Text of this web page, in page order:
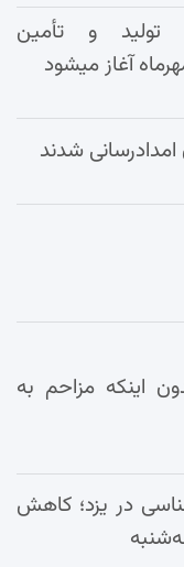
تولید و تأمین
آغاز میشود
اینکه مزاحم به
در یزد؛ کاهش